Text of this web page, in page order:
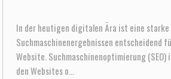
In der heutigen digitalen Ära ist eine starke
Suchmaschinenergebnissen entscheidend
Website. Suchmaschinenoptimierung (SEO)
den Websites o...